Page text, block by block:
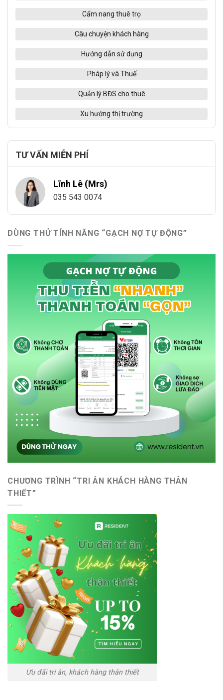
Cẩm nang thuê trọ
Câu chuyện khách hàng
Hướng dẫn sử dụng
Pháp lý và Thuế
Quản lý BĐS cho thuê
Xu hướng thị trường
TƯ VẤN MIỄN PHÍ
Lĩnh Lê (Mrs)
035 543 0074
DÙNG THỬ TÍNH NĂNG “GẠCH NỢ TỰ ĐỘNG”
CHƯƠNG TRÌNH “TRI ÂN KHÁCH HÀNG THÂN
THIẾT”
Ưu đãi tri ân, khách hàng thân thiết